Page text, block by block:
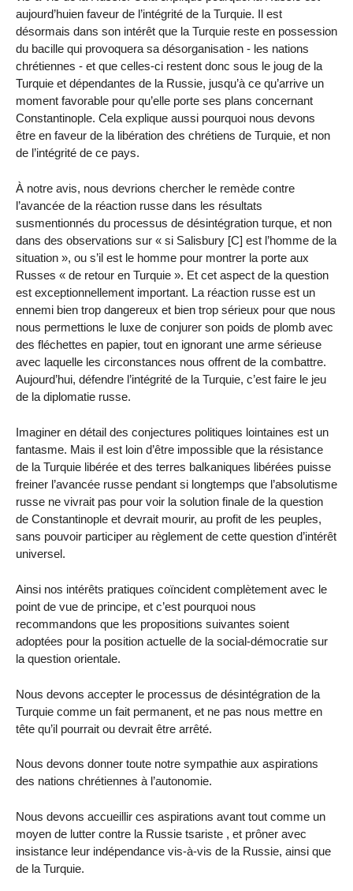
aujourd’huien faveur de l’intégrité de la Turquie. Il est
désormais dans son intérêt que la Turquie reste en possession
du bacille qui provoquera sa désorganisation - les nations
chrétiennes - et que celles-ci restent donc sous le joug de la
Turquie et dépendantes de la Russie, jusqu’à ce qu’arrive un
moment favorable pour qu’elle porte ses plans concernant
Constantinople. Cela explique aussi pourquoi nous devons
être en faveur de la libération des chrétiens de Turquie, et non
de l’intégrité de ce pays.
À notre avis, nous devrions chercher le remède contre
l’avancée de la réaction russe dans les résultats
susmentionnés du processus de désintégration turque, et non
dans des observations sur « si Salisbury [C] est l’homme de la
situation », ou s’il est le homme pour montrer la porte aux
Russes « de retour en Turquie ». Et cet aspect de la question
est exceptionnellement important. La réaction russe est un
ennemi bien trop dangereux et bien trop sérieux pour que nous
nous permettions le luxe de conjurer son poids de plomb avec
des fléchettes en papier, tout en ignorant une arme sérieuse
avec laquelle les circonstances nous offrent de la combattre.
Aujourd’hui, défendre l’intégrité de la Turquie, c’est faire le jeu
de la diplomatie russe.
Imaginer en détail des conjectures politiques lointaines est un
fantasme. Mais il est loin d’être impossible que la résistance
de la Turquie libérée et des terres balkaniques libérées puisse
freiner l’avancée russe pendant si longtemps que l’absolutisme
russe ne vivrait pas pour voir la solution finale de la question
de Constantinople et devrait mourir, au profit de les peuples,
sans pouvoir participer au règlement de cette question d’intérêt
universel.
Ainsi nos intérêts pratiques coïncident complètement avec le
point de vue de principe, et c’est pourquoi nous
recommandons que les propositions suivantes soient
adoptées pour la position actuelle de la social-démocratie sur
la question orientale.
Nous devons accepter le processus de désintégration de la
Turquie comme un fait permanent, et ne pas nous mettre en
tête qu’il pourrait ou devrait être arrêté.
Nous devons donner toute notre sympathie aux aspirations
des nations chrétiennes à l’autonomie.
Nous devons accueillir ces aspirations avant tout comme un
moyen de lutter contre la Russie tsariste , et prôner avec
insistance leur indépendance vis-à-vis de la Russie, ainsi que
de la Turquie.